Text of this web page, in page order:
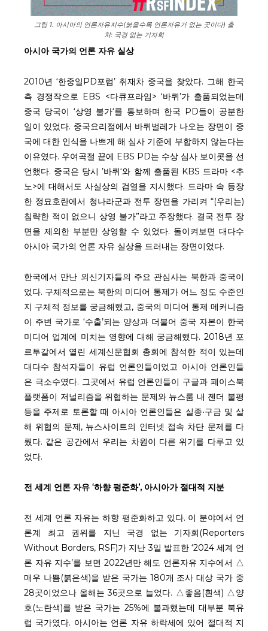
그림 1. 아시아의 언론자유지수(붉을수록 언론자유가 없는 곳이다) 출
처: 국경 없는 기자회
아시아 국가의 언론 자유 실상
2010년 ‘한중일PD포럼’ 취재차 중국을 찾았다. 그해 한국
측 경쟁작으로 EBS <다큐프라임> ‘바퀴’가 출품되었는데
중국 당국이 ‘상영 불가‘를 통보하며 한국 PD들이 공분한
일이 있었다. 중국요리점에서 바퀴벌레가 나오는 장면이 중
국에 대한 인식을 나쁘게 해 심사 기준에 부합하지 않는다는
이유였다. 우여곡절 끝에 EBS PD는 수상 심사 보이콧을 선
언했다. 중국은 당시 ’바퀴‘와 함께 출품된 KBS 드라마 <추
노>에 대해서도 사실상의 검열을 지시했다. 드라마 속 등장
한 정묘호란에서 청나라군과 전투 장면을 가리켜 “(우리는)
침략한 적이 없으니 상영 불가”라고 주장했다. 결국 전투 장
면을 제외한 부분만 상영할 수 있었다. 돌이켜보면 대다수
아시아 국가의 언론 자유 실상을 드러내는 장면이었다.
한국에서 만난 외신기자들의 주요 관심사는 북한과 중국이
었다. 구체적으로는 북한의 미디어 통제가 어느 정도 수준인
지 구체적 정보를 궁금해했고, 중국의 미디어 통제 메커니즘
이 주변 국가로 ‘수출’되는 양상과 더불어 중국 자본이 한국
미디어 업계에 미치는 영향에 대해 궁금해했다. 2018년 포
르투갈에서 열린 세계신문협회 총회에 참석한 적이 있는데
대다수 참석자들이 유럽 언론인들이었고 아시아 언론인들
은 극소수였다. 그곳에서 유럽 언론인들이 구글과 페이스북
플랫폼이 저널리즘을 위협하는 문제와 뉴스룸 내 젠더 불평
등을 주제로 토론할 때 아시아 언론인들은 실종‧구금 및 살
해 위협의 문제, 뉴스사이트의 인터넷 접속 차단 문제를 다
뤘다. 같은 공간에서 우리는 차원이 다른 위기를 다루고 있
었다.
전 세계 언론 자유 ‘하향 평준화’, 아시아가 절대적 지분
전 세계 언론 자유는 하향 평준화하고 있다. 이 분야에서 언
론계 최고 권위를 지닌 국경 없는 기자회(Reporters
Without Borders, RSF)가 지난 3일 발표한 ‘2024 세계 언
론 자유 지수’를 보면 2022년만 해도 언론자유 지수에서 △
매우 나쁨(붉은색)을 받은 국가는 180개 조사 대상 국가 중
28곳이었으나 올해는 36곳으로 늘었다. △좋음(흰색) △양
호(노란색)를 받은 국가는 25%에 불과했는데 대부분 북유
럽 국가였다. 아시아는 언론 자유 하락세에 있어 절대적 지